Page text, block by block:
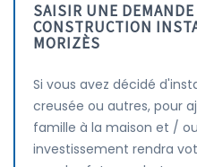
SAISIR UNE
CONSTRUCTION
MORIZÈS
Si vous avez décidé
creusée ou autres, pour
famille à la maison et /
investissement rendra